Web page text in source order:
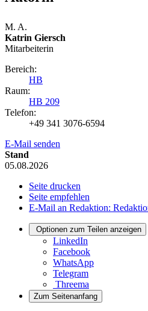
M. A.
Katrin Giersch
Mitarbeiterin
Bereich:
HB
Raum:
HB 209
Telefon:
+49 341 3076-6594
E-Mail senden
Stand
05.08.2026
Seite drucken
Seite empfehlen
E-Mail an Redaktion:
Optionen zum Teilen anzeigen
LinkedIn
Facebook
WhatsApp
Telegram
Threema
Zum Seitenanfang